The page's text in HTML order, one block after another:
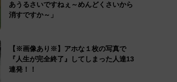
あうるさいですねぇ～めんどくさいから
消すですか～」
【※画像あり※】アホな１枚の写真で
『人生が完全終了』してしまった人達13
連発！！